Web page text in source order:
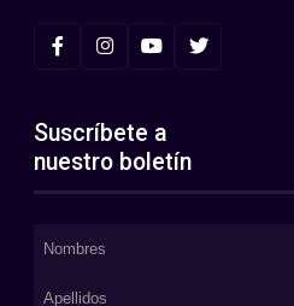
Suscríbete a
nuestro boletín